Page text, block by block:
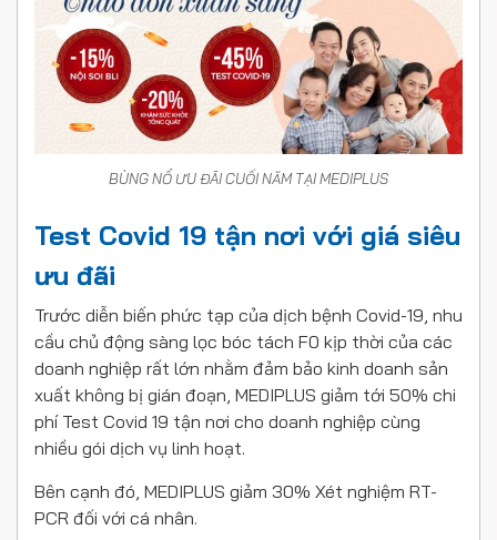
BÙNG NỔ ƯU ĐÃI CUỐI NĂM TẠI MEDIPLUS
Test Covid 19 tận nơi với giá siêu
ưu đãi
Trước diễn biến phức tạp của dịch bệnh Covid-19, nhu
cầu chủ động sàng lọc bóc tách F0 kịp thời của các
doanh nghiệp rất lớn nhằm đảm bảo kinh doanh sản
xuất không bị gián đoạn, MEDIPLUS giảm tới 50% chi
phí Test Covid 19 tận nơi cho doanh nghiệp cùng
nhiều gói dịch vụ linh hoạt.
Bên cạnh đó, MEDIPLUS giảm 30% Xét nghiệm RT-
PCR đối với cá nhân.